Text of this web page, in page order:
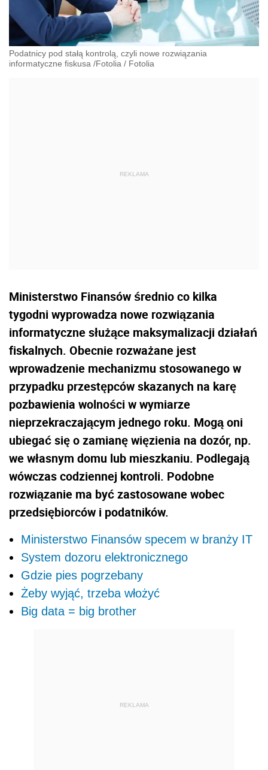
Podatnicy pod stałą kontrolą, czyli nowe rozwiązania
informatyczne fiskusa /Fotolia / Fotolia
Ministerstwo Finansów średnio co kilka
tygodni wyprowadza nowe rozwiązania
informatyczne służące maksymalizacji działań
fiskalnych. Obecnie rozważane jest
wprowadzenie mechanizmu stosowanego w
przypadku przestępców skazanych na karę
pozbawienia wolności w wymiarze
nieprzekraczającym jednego roku. Mogą oni
ubiegać się o zamianę więzienia na dozór, np.
we własnym domu lub mieszkaniu. Podlegają
wówczas codziennej kontroli. Podobne
rozwiązanie ma być zastosowane wobec
przedsiębiorców i podatników.
Ministerstwo Finansów specem w branży IT
System dozoru elektronicznego
Gdzie pies pogrzebany
Żeby wyjąć, trzeba włożyć
Big data = big brother
REKLAMA